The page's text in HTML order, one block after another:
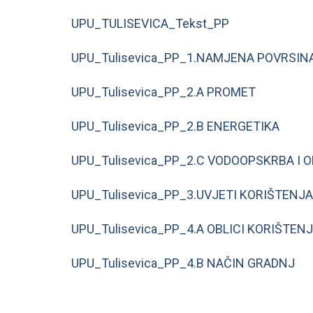
UPU_TULISEVICA_Tekst_PP
UPU_Tulisevica_PP_1.NAMJENA
UPU_Tulisevica_PP_2.A PROMET
UPU_Tulisevica_PP_2.B ENERGETIKA
UPU_Tulisevica_PP_2.C VODOOPSKRBA I
UPU_Tulisevica_PP_3.UVJETI KORIŠTENJA
UPU_Tulisevica_PP_4.A OBLICI
UPU_Tulisevica_PP_4.B NAČIN GRADNJ